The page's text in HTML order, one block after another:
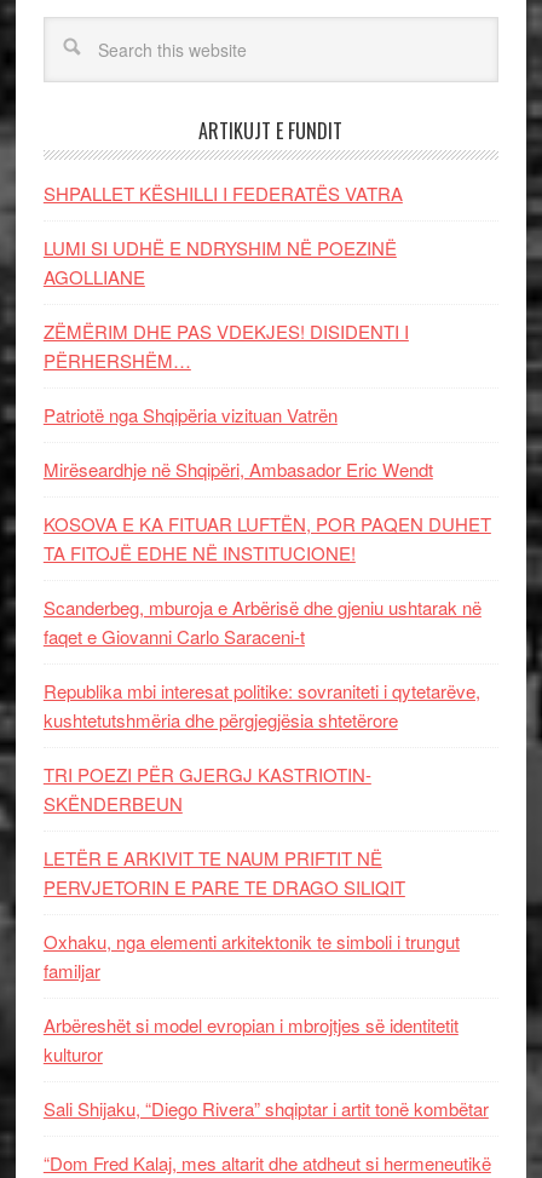
ARTIKUJT E FUNDIT
SHPALLET KËSHILLI I FEDERATËS VATRA
LUMI SI UDHË E NDRYSHIM NË POEZINË
AGOLLIANE
ZËMËRIM DHE PAS VDEKJES! DISIDENTI I
PËRHERSHËM…
Patriotë nga Shqipëria vizituan Vatrën
Mirëseardhje në Shqipëri, Ambasador Eric Wendt
KOSOVA E KA FITUAR LUFTËN, POR PAQEN DUHET
TA FITOJË EDHE NË INSTITUCIONE!
Scanderbeg, mburoja e Arbërisë dhe gjeniu ushtarak në
faqet e Giovanni Carlo Saraceni-t
Republika mbi interesat politike: sovraniteti i qytetarëve,
kushtetutshmëria dhe përgjegjësia shtetërore
TRI POEZI PËR GJERGJ KASTRIOTIN-
SKËNDERBEUN
LETËR E ARKIVIT TE NAUM PRIFTIT NË
PERVJETORIN E PARE TE DRAGO SILIQIT
Oxhaku, nga elementi arkitektonik te simboli i trungut
familjar
Arbëreshët si model evropian i mbrojtjes së identitetit
kulturor
Sali Shijaku, “Diego Rivera” shqiptar i artit tonë kombëtar
“Dom Fred Kalaj, mes altarit dhe atdheut si hermeneutikë